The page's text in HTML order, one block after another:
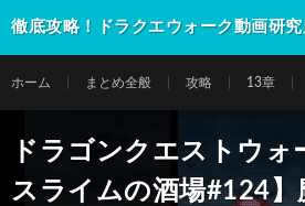
徹底攻略！ドラクエウォーク動画研究
ホーム まとめ全般 攻略 13章
ドラゴンクエストウォ
スライムの酒場#124】